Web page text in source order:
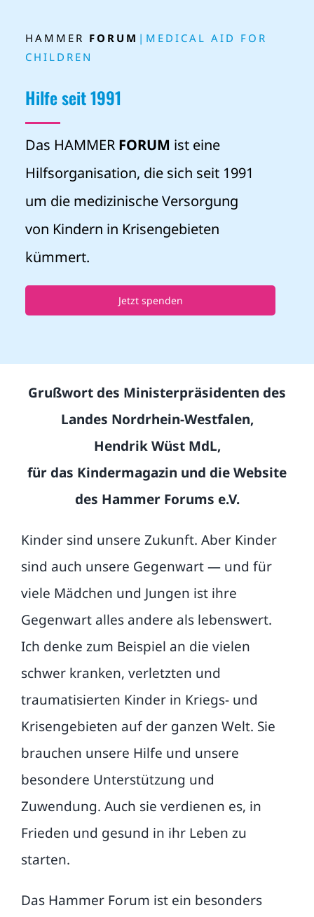
FAQ
HAMMER FORUM |MEDICAL AID FOR
CHILDREN
Hilfe seit 1991
Das HAMMER FORUM ist eine
Hilfsorganisation, die sich seit 1991
um die medizinische Versorgung
von Kindern in Krisengebieten
kümmert.
Jetzt spenden
Grußwort des Ministerpräsidenten des
Landes Nordrhein-Westfalen,
Hendrik Wüst MdL,
für das Kindermagazin und die Website
des Hammer Forums e.V.
Kinder sind unsere Zukunft. Aber Kinder
sind auch unsere Gegenwart — und für
viele Mädchen und Jungen ist ihre
Gegenwart alles andere als lebenswert.
Ich denke zum Beispiel an die vielen
schwer kranken, verletzten und
traumatisierten Kinder in Kriegs- und
Krisengebieten auf der ganzen Welt. Sie
brauchen unsere Hilfe und unsere
besondere Unterstützung und
Zuwendung. Auch sie verdienen es, in
Frieden und gesund in ihr Leben zu
starten.
Das Hammer Forum ist ein besonders